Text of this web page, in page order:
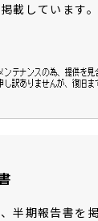
載しています。
半期報告書を